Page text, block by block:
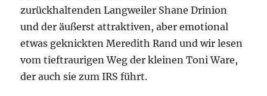
zurückhaltenden Langweiler Shane Drinion
und der äußerst attraktiven, aber emotional
etwas geknickten Meredith Rand und wir lesen
vom tieftraurigen Weg der kleinen Toni Ware,
der auch sie zum IRS führt.